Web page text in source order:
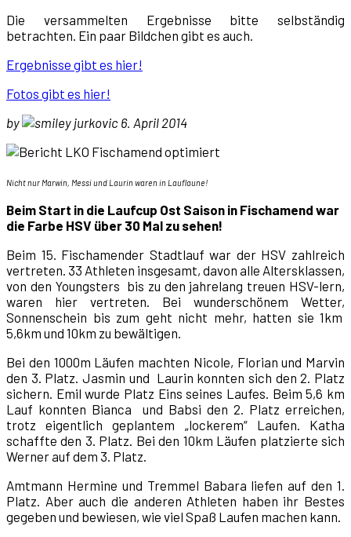
Die versammelten Ergebnisse bitte selbständig
betrachten. Ein paar Bildchen gibt es auch.
Ergebnisse gibt es hier!
Fotos gibt es hier!
by
jurkovic 6. April 2014
Nicht nur Marwin, Messi und Laurin waren in Lauflaune!
Beim Start in die Laufcup Ost Saison in Fischamend war
die Farbe HSV über 30 Mal zu sehen!
Beim 15. Fischamender Stadtlauf war der HSV zahlreich
vertreten. 33 Athleten insgesamt, davon alle Altersklassen,
von den Youngsters bis zu den jahrelang treuen HSV-lern,
waren hier vertreten. Bei wunderschönem Wetter,
Sonnenschein bis zum geht nicht mehr, hatten sie 1km
5,6km und 10km zu bewältigen.
Bei den 1000m Läufen machten Nicole, Florian und Marvin
den 3. Platz. Jasmin und Laurin konnten sich den 2. Platz
sichern. Emil wurde Platz Eins seines Laufes. Beim 5,6 km
Lauf konnten Bianca und Babsi den 2. Platz erreichen,
trotz eigentlich geplantem „lockerem“ Laufen. Katha
schaffte den 3. Platz. Bei den 10km Läufen platzierte sich
Werner auf dem 3. Platz.
Amtmann Hermine und Tremmel Babara liefen auf den 1.
Platz. Aber auch die anderen Athleten haben ihr Bestes
gegeben und bewiesen, wie viel Spaß Laufen machen kann.